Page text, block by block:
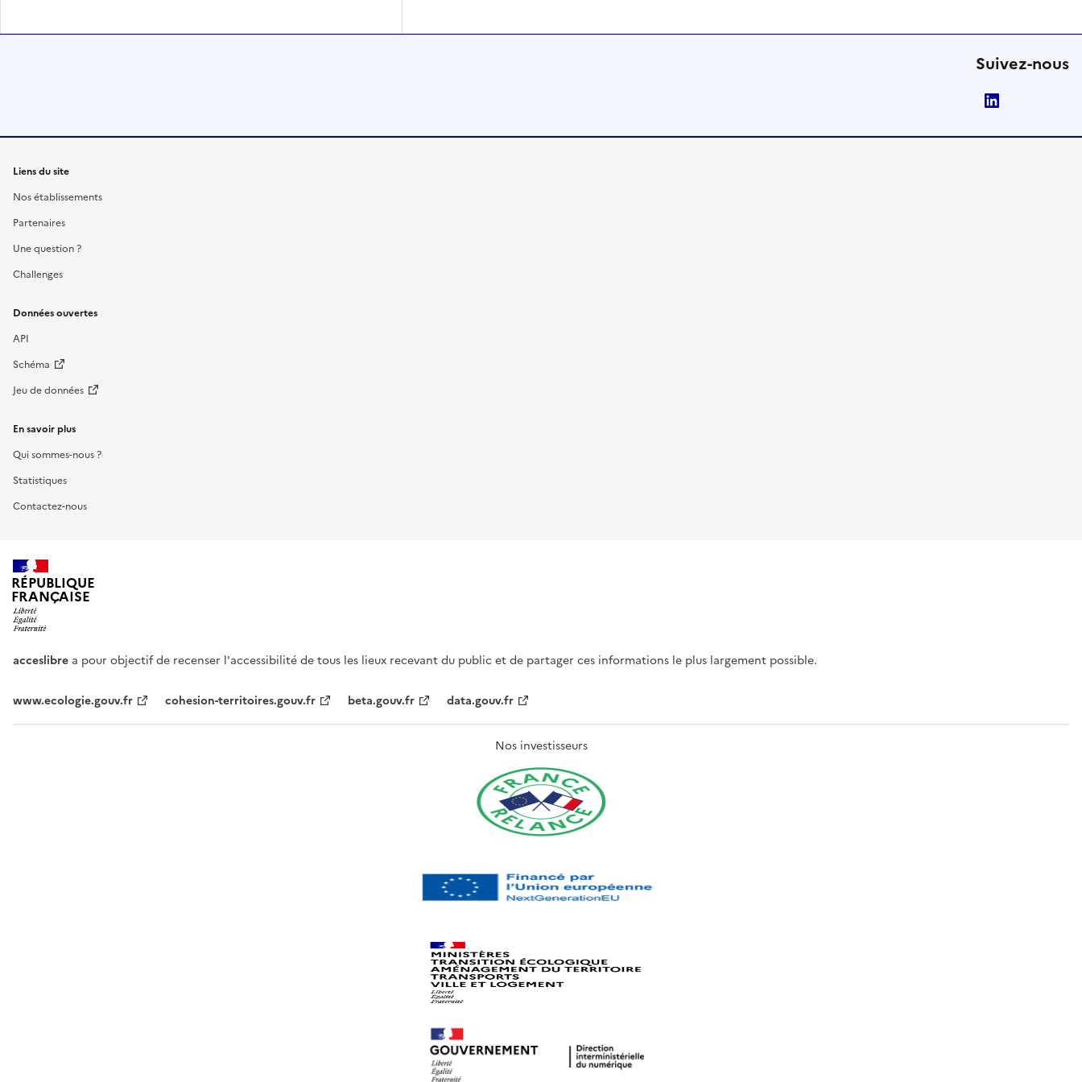
Suivez-nous
Liens du site
Nos établissements
Partenaires
Une question ?
Challenges
Données ouvertes
API
Schéma
Jeu de données
En savoir plus
Qui sommes-nous ?
Statistiques
Contactez-nous
RÉPUBLIQUE
FRANÇAISE
acceslibre a pour objectif de recenser l'accessibilité de tous les lieux recevant du public et de partager ces informations le plus largement possible.
www.ecologie.gouv.fr cohesion-territoires.gouv.fr beta.gouv.fr data.gouv.fr
Nos investisseurs